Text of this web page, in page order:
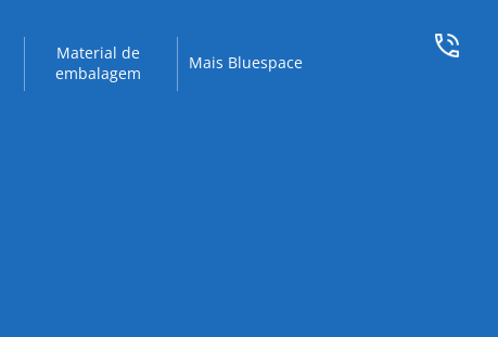
Material de
embalagem
Mais Bluespace